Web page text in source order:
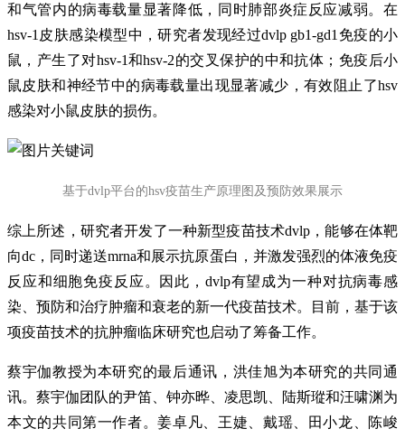
和气管内的病毒载量显著降低，同时肺部炎症反应减弱。在
hsv-1皮肤感染模型中，研究者发现经过dvlp gb1-gd1免疫的小
鼠，产生了对hsv-1和hsv-2的交叉保护的中和抗体；免疫后小
鼠皮肤和神经节中的病毒载量出现显著减少，有效阻止了hsv
感染对小鼠皮肤的损伤。
基于dvlp平台的hsv疫苗生产原理图及预防效果展示
综上所述，研究者开发了一种新型疫苗技术dvlp，能够在体靶
向dc，同时递送mrna和展示抗原蛋白，并激发强烈的体液免疫
反应和细胞免疫反应。因此，dvlp有望成为一种对抗病毒感
染、预防和治疗肿瘤和衰老的新一代疫苗技术。目前，基于该
项疫苗技术的抗肿瘤临床研究也启动了筹备工作。
蔡宇伽教授为本研究的最后通讯，洪佳旭为本研究的共同通
讯。蔡宇伽团队的尹笛、钟亦晔、凌思凯、陆斯瑽和汪啸渊为
本文的共同第一作者。姜卓凡、王婕、戴瑶、田小龙、陈峻